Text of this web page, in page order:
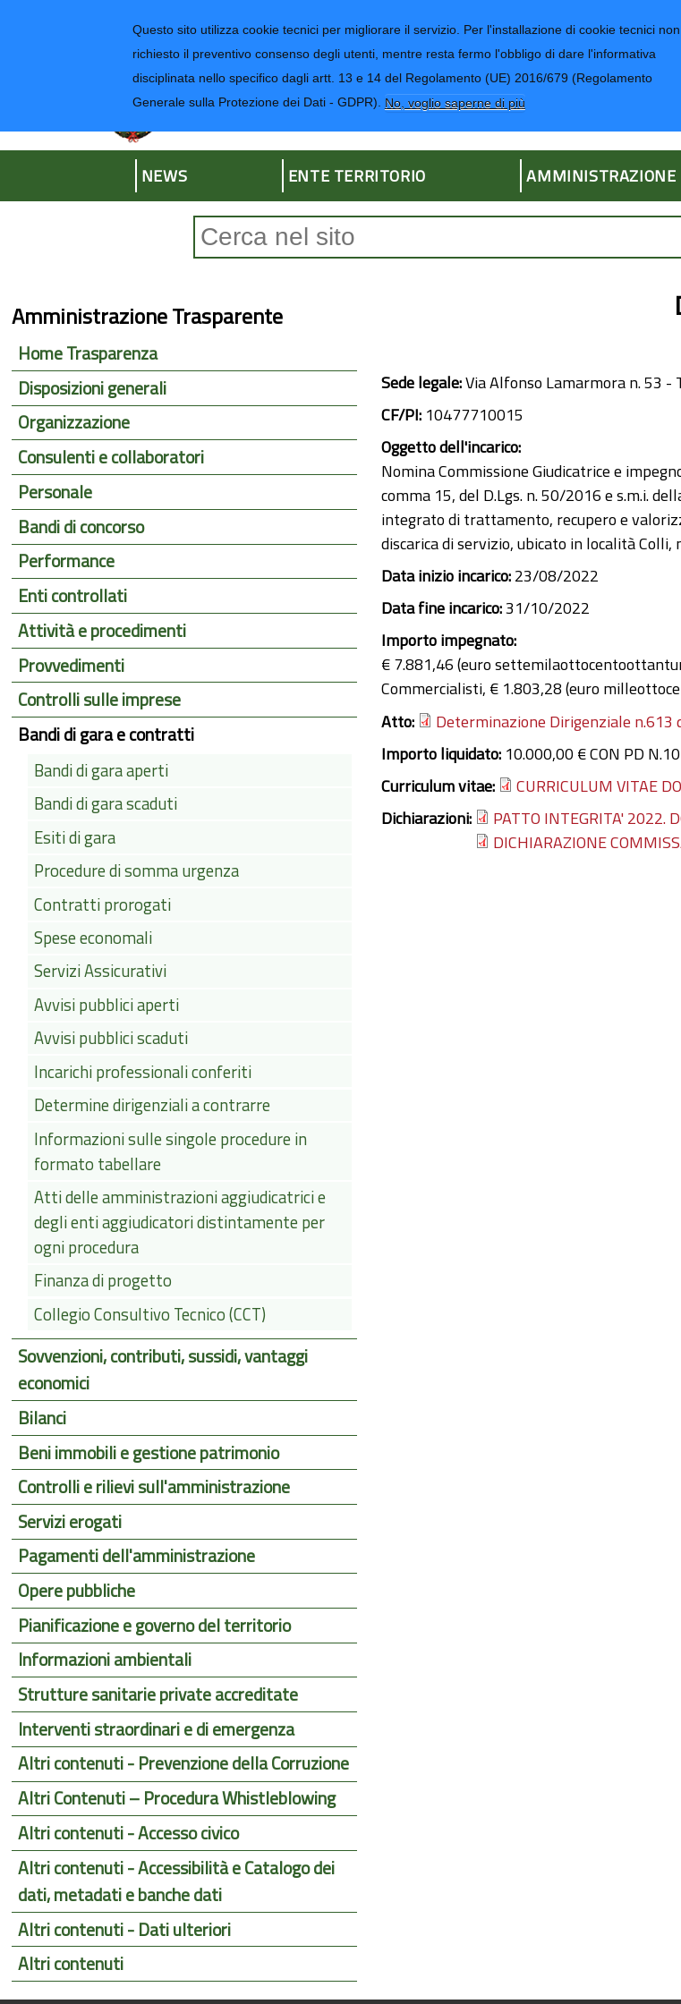
Questo sito utilizza cookie tecnici per migliorare il servizio. Per l'installazione di cookie tecnici
richiesto il preventivo consenso degli utenti, mentre resta fermo l'obbligo di dare l'informativa
disciplinata nello specifico dagli artt. 13 e 14 del Regolamento (UE) 2016/679 (Regolamento
Generale sulla Protezione dei Dati - GDPR). No, voglio saperne di più
Regione Liguria
Provincia di Imperia
NEWS ENTE TERRITORIO AMMINISTRAZIONE
Sede legale:Via Alfonso Lamarmora n. 53 -
CF/PI: 10477710015
Oggetto dell'incarico:
Nomina Commissione Giudicatrice e
comma 15, del D.Lgs. n. 50/2016 e s.m.i.
integrato di trattamento, recupero e
discarica di servizio, ubicato in località
Data inizio incarico:23/08/2022
Data fine incarico:31/10/2022
Importo impegnato:
€ 7.881,46 (euro
Commercialisti, € 1.803,28 (euro
Atto:
Determinazione Dirigenziale
Importo liquidato: 10.000,00 € CON PD
Curriculum vitae:
CURRICULUM VITAE
Dichiarazioni:
PATTO INTEGRITA' 2022.
DICHIARAZIONE
Amministrazione Trasparente
Home Trasparenza
Disposizioni generali
Organizzazione
Consulenti e collaboratori
Personale
Bandi di concorso
Performance
Enti controllati
Attività e procedimenti
Provvedimenti
Controlli sulle imprese
Bandi di gara e contratti
Bandi di gara aperti
Bandi di gara scaduti
Esiti di gara
Procedure di somma urgenza
Contratti prorogati
Spese economali
Servizi Assicurativi
Avvisi pubblici aperti
Avvisi pubblici scaduti
Incarichi professionali conferiti
Determine dirigenziali a contrarre
Informazioni sulle singole procedure in
formato tabellare
Atti delle amministrazioni aggiudicatrici e
degli enti aggiudicatori distintamente per
ogni procedura
Finanza di progetto
Collegio Consultivo Tecnico (CCT)
Sovvenzioni, contributi, sussidi, vantaggi
economici
Bilanci
Beni immobili e gestione patrimonio
Controlli e rilievi sull'amministrazione
Servizi erogati
Pagamenti dell'amministrazione
Opere pubbliche
Pianificazione e governo del territorio
Informazioni ambientali
Strutture sanitarie private accreditate
Interventi straordinari e di emergenza
Altri contenuti - Prevenzione della Corruzione
Altri Contenuti – Procedura Whistleblowing
Altri contenuti - Accesso civico
Altri contenuti - Accessibilità e Catalogo dei
dati, metadati e banche dati
Altri contenuti - Dati ulteriori
Altri contenuti